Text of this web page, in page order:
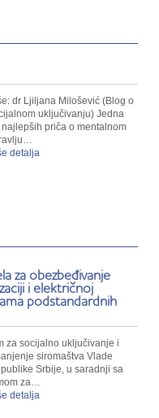
dr Ljiljana Milošević (Blog o
uključivanju) Jedna
priča o mentalnom
detalja
za obezbeđivanje
i električnoj
podstandardnih
za socijalno uključivanje i
siromaštva Vlade
Srbije, u saradnji sa
za…
detalja